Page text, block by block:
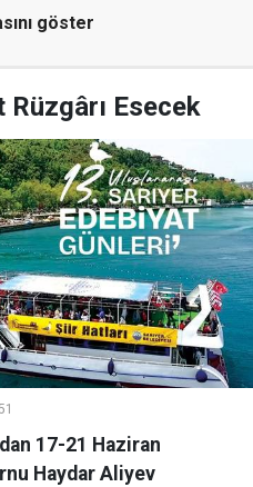
göster
Rüzgârı Esecek
17-21 Haziran
Haydar Aliyev